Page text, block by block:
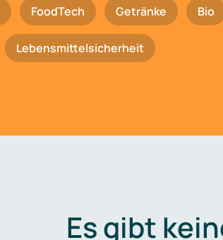
FoodTech Getränke Bio
Lebensmittelsicherheit
Es gibt